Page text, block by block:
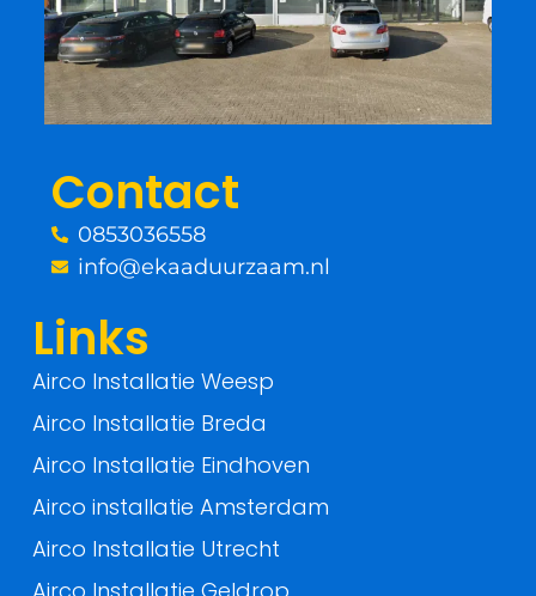
b
o
k
-
t
e
Contact
0853036558
info@ekaaduurzaam.nl
Links
Airco Installatie Weesp
Airco Installatie Breda
Airco Installatie Eindhoven
Airco installatie Amsterdam
Airco Installatie Utrecht